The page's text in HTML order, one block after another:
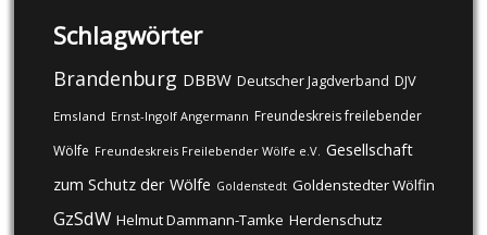
Schlagwörter
Brandenburg DBBW Deutscher Jagdverband DJV
Emsland Ernst-Ingolf Angermann Freundeskreis freilebender
Wölfe Freundeskreis Freilebender Wölfe e.V. Gesellschaft
zum Schutz der Wölfe Goldenstedt Goldenstedter Wölfin
GzSdW Helmut Dammann-Tamke Herdenschutz